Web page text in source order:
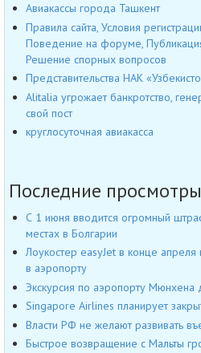
Авиакассы города Ташкент
Правила сайта, Условия
Поведение на форуме,
Решение спорных вопросов
Представительства НАК
Alitalia угрожает банкротство,
свой пост
круглосуточная авиакасса
Последние
С 1 июня вводится огромный
местах в Болгарии
Лоукостер easyJet в конце апреля
в аэропорту
Экскурсия по аэропорту Мюнхена
Singapore Airlines планирует
Власти РФ не желают развивать
Быстрое возвращение с Мальты